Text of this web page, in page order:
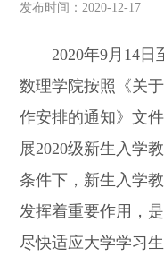
发布时间：2020-12-17
2020年9月 14日
数理学院按照《关于
作安排的通知》文
展2020级新生入学
条件下，新生入学
发挥着重要作用，
尽快适应大学学习